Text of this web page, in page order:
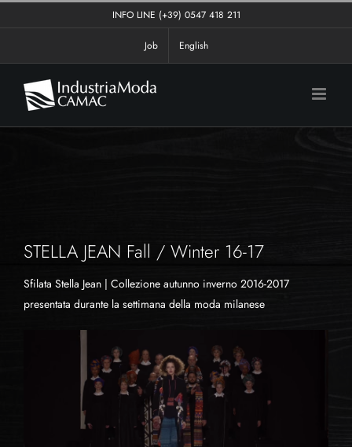
INFO LINE (+39) 0547 418 211
Job English
STELLA JEAN Fall / Winter 16-17
Sfilata Stella Jean | Collezione autunno inverno 2016-2017
presentata durante la settimana della moda milanese